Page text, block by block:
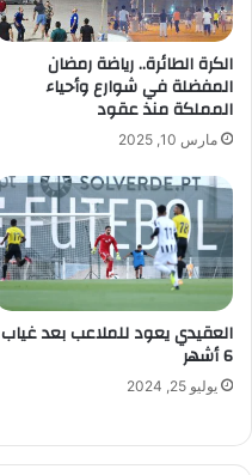
الكرة الطائرة.. رياضة رمضان
المفضلة في شوارع وأحياء
المملكة منذ عقود
مارس 10, 2025
العقيدي يعود للملاعب بعد غياب
6 أشهر
يوليو 25, 2024